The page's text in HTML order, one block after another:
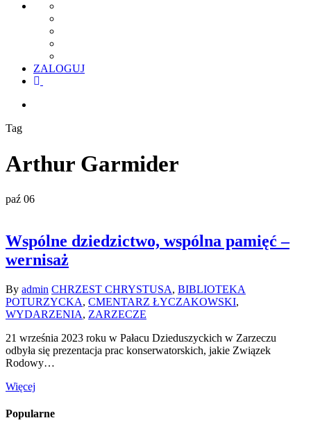
ZALOGUJ
facebook
Tag
Arthur Garmider
paź 06
Wspólne dziedzictwo, wspólna pamięć –
wernisaż
By admin CHRZEST CHRYSTUSA, BIBLIOTEKA
POTURZYCKA, CMENTARZ ŁYCZAKOWSKI,
WYDARZENIA, ZARZECZE
21 września 2023 roku w Pałacu Dzieduszyckich w Zarzeczu
odbyła się prezentacja prac konserwatorskich, jakie Związek
Rodowy…
Więcej
Popularne